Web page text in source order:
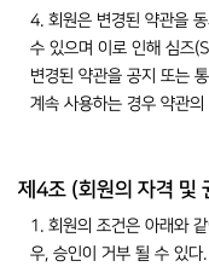
4. 회원은 변경된 약관을
수 있으며 이로 인해 심즈
변경된 약관을 공지 또는
계속 사용하는 경우 약관
제4조 (회원의 자격 및
1. 회원의 조건은 아래와
우, 승인이 거부 될 수 있다.